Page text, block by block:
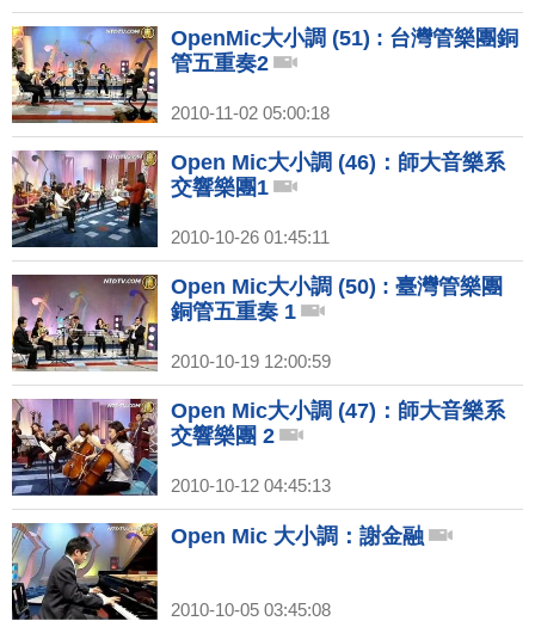
OpenMic大小調 (51) : 台灣管樂團銅
管五重奏2
2010-11-02 05:00:18
Open Mic大小調 (46)：師大音樂系
交響樂團1
2010-10-26 01:45:11
Open Mic大小調 (50) : 臺灣管樂團
銅管五重奏 1
2010-10-19 12:00:59
Open Mic大小調 (47)：師大音樂系
交響樂團 2
2010-10-12 04:45:13
Open Mic 大小調：謝金融
2010-10-05 03:45:08